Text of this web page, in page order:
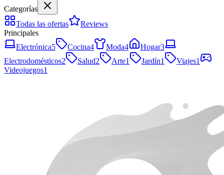
Categorías
Todas las ofertas
Reviews
Principales
Electrónica5 Cocina4 Moda4 Hogar3
Electrodomésticos2 Salud2 Arte1 Jardín1 Viajes1
Videojuegos1